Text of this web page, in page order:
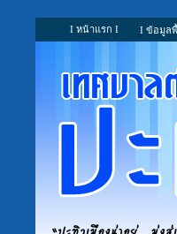
I หน้าแรก I I ข้อมูล